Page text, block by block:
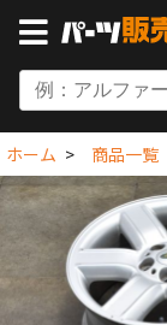
ホーム 商品一覧